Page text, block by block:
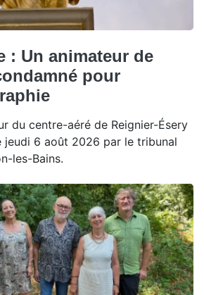
: Un animateur de
pour
du centre-aéré de Reignier-Ésery
jeudi 6 août 2026 par le tribunal
les-Bains.